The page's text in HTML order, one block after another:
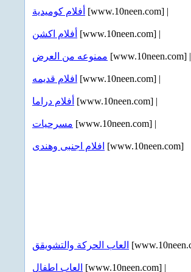
أفلام كوميدية [www.10neen.com] |
أفلام اكشن [www.10neen.com] |
ممنوعه من العرض [www.10neen.com] |
افلام قديمه [www.10neen.com] |
أفلام دراما [www.10neen.com] |
مسرحيات [www.10neen.com] |
افلام اجنبى وهندى [www.10neen.com]
العاب الحركة والتشويقق
العاب اطفال [www.10neen.com] |